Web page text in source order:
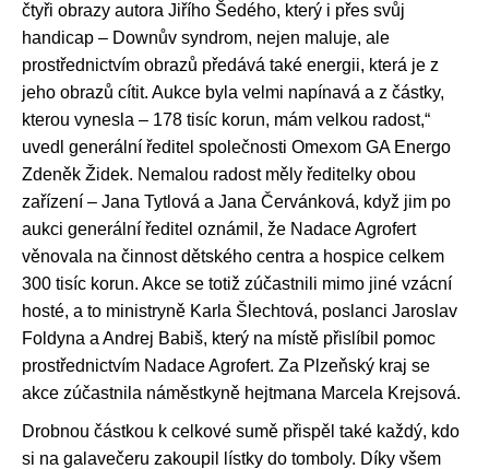
čtyři obrazy autora Jiřího Šedého, který i přes svůj
handicap – Downův syndrom, nejen maluje, ale
prostřednictvím obrazů předává také energii, která je z
jeho obrazů cítit. Aukce byla velmi napínavá a z částky,
kterou vynesla – 178 tisíc korun, mám velkou radost,“
uvedl generální ředitel společnosti Omexom GA Energo
Zdeněk Židek. Nemalou radost měly ředitelky obou
zařízení – Jana Tytlová a Jana Červánková, když jim po
aukci generální ředitel oznámil, že Nadace Agrofert
věnovala na činnost dětského centra a hospice celkem
300 tisíc korun. Akce se totiž zúčastnili mimo jiné vzácní
hosté, a to ministryně Karla Šlechtová, poslanci Jaroslav
Foldyna a Andrej Babiš, který na místě přislíbil pomoc
prostřednictvím Nadace Agrofert. Za Plzeňský kraj se
akce zúčastnila náměstkyně hejtmana Marcela Krejsová.
Drobnou částkou k celkové sumě přispěl také každý, kdo
si na galavečeru zakoupil lístky do tomboly. Díky všem